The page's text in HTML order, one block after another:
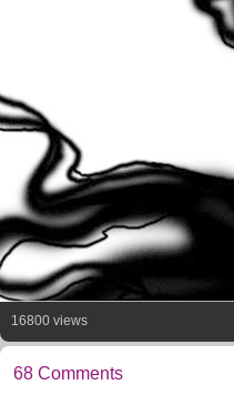
16800 views
68 Comments